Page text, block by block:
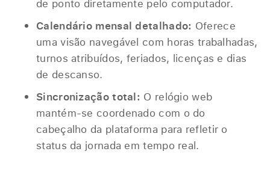
de ponto diretamente pelo computador.
Calendário mensal detalhado: Oferece
uma visão navegável com horas trabalhadas,
turnos atribuídos, feriados, licenças e dias
de descanso.
Sincronização total: O relógio web
mantém-se coordenado com o do
cabeçalho da plataforma para refletir o
status da jornada em tempo real.